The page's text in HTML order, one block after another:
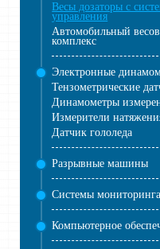
Весы дозаторы с
управления
Автомобильный
комплекс
Электронные
Тензометрические
Динамометры
Измерители
Датчик гололеда
Разрывные машины
Системы
Компьютерное